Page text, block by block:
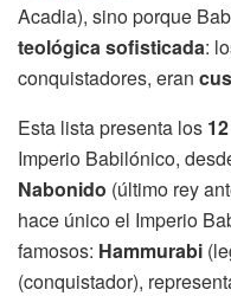
Acadia), sino porque
teológica sofisticada:
conquistadores, eran
Esta lista presenta los
Imperio Babilónico,
Nabonido (último rey
hace único el Imperio
famosos: Hammurabi
(conquistador),